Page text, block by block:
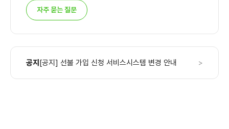
자주 묻는 질문
공지 [공지] 선불 가입 신청 서비스시스템 변경 안내 >